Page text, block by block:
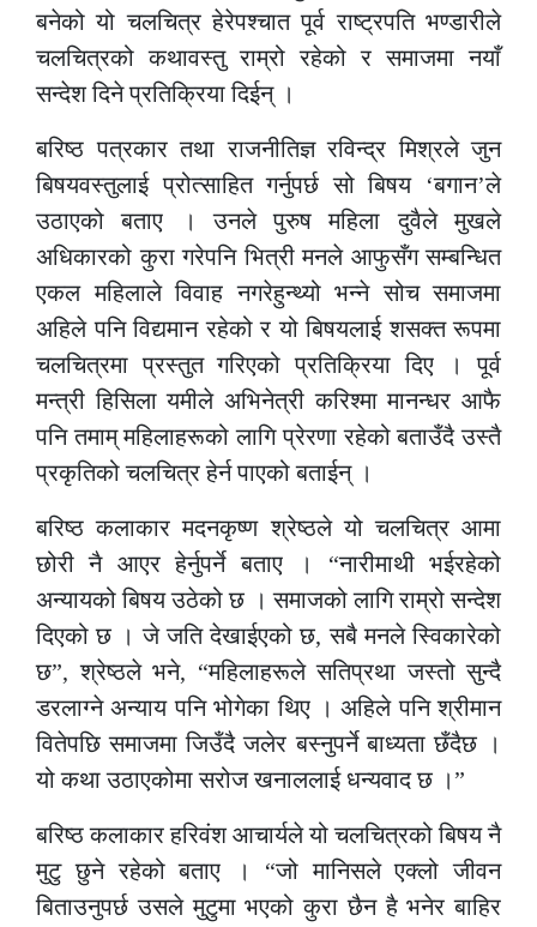
बनेको यो चलचित्र हेरेपश्चात पूर्व राष्ट्रपति भण्डारीले
चलचित्रको कथावस्तु राम्रो रहेको र समाजमा नयाँ
सन्देश दिने प्रतिक्रिया दिईन् ।
बरिष्ठ पत्रकार तथा राजनीतिज्ञ रविन्द्र मिश्रले जुन
बिषयवस्तुलाई प्रोत्साहित गर्नुपर्छ सो बिषय ‘बगान’ले
उठाएको बताए । उनले पुरुष महिला दुवैले मुखले
अधिकारको कुरा गरेपनि भित्री मनले आफुसँग सम्बन्धित
एकल महिलाले विवाह नगरेहुन्थ्यो भन्ने सोच समाजमा
अहिले पनि विद्यमान रहेको र यो बिषयलाई शसक्त रूपमा
चलचित्रमा प्रस्तुत गरिएको प्रतिक्रिया दिए । पूर्व
मन्त्री हिसिला यमीले अभिनेत्री करिश्मा मानन्धर आफै
पनि तमाम् महिलाहरूको लागि प्रेरणा रहेको बताउँदै उस्तै
प्रकृतिको चलचित्र हेर्न पाएको बताईन् ।
बरिष्ठ कलाकार मदनकृष्ण श्रेष्ठले यो चलचित्र आमा
छोरी नै आएर हेर्नुपर्ने बताए । “नारीमाथी भईरहेको
अन्यायको बिषय उठेको छ । समाजको लागि राम्रो सन्देश
दिएको छ । जे जति देखाईएको छ, सबै मनले स्विकारेको
छ”, श्रेष्ठले भने, “महिलाहरूले सतिप्रथा जस्तो सुन्दै
डरलाग्ने अन्याय पनि भोगेका थिए । अहिले पनि श्रीमान
वितेपछि समाजमा जिउँदै जलेर बस्नुपर्ने बाध्यता छँदैछ ।
यो कथा उठाएकोमा सरोज खनाललाई धन्यवाद छ ।”
बरिष्ठ कलाकार हरिवंश आचार्यले यो चलचित्रको बिषय नै
मुटु छुने रहेको बताए । “जो मानिसले एक्लो जीवन
बिताउनुपर्छ उसले मुटुमा भएको कुरा छैन है भनेर बाहिर